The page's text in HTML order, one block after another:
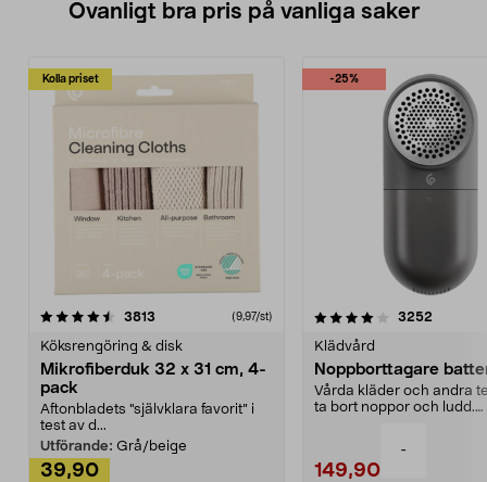
-
Ovanligt bra pris på vanliga saker
Kolla priset
3813 (9,97/st)
Köksrengöring & disk
Mikrofiberduk 32 x 31 cm, 4-
pack
Aftonbladets "självklara favorit” i
test av d...
Utförande: Grå/beige
39,90
-25%
4.0av 5 stjärnor 3252
Klädvård
Noppborttagare
Vårda kläder och andra
ta bort noppor och ludd.
149,90
4.5av 5 stjärnor